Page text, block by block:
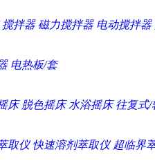
搅拌器 磁力搅拌器 电动搅拌器
电热板/套
床 脱色摇床 水浴摇床 往复式/
取仪 快速溶剂萃取仪 超临界